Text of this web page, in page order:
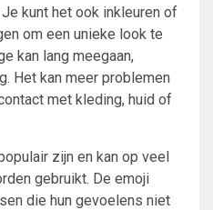
kunt het ook inkleuren of
om een ​​unieke look te
kan lang meegaan,
Het kan meer problemen
met kleding, huid of
zijn en kan op veel
gebruikt. De emoji
die hun gevoelens niet